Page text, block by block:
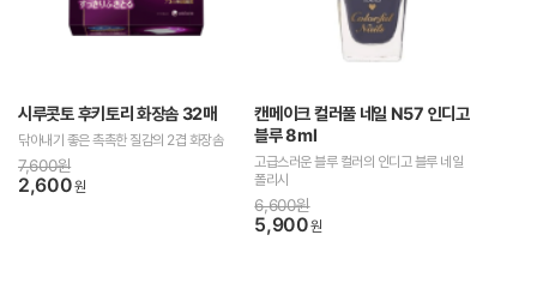
시루콧토 후키토리 화장솜 32매
닦아내기 좋은 촉촉한 질감의 2겹 화장솜
7,600원
2,600원
캔메이크 컬러풀 네일 N57 인디고
블루 8ml
고급스러운 블루 컬러의 인디고 블루 네일
폴리시
6,600원
5,900원